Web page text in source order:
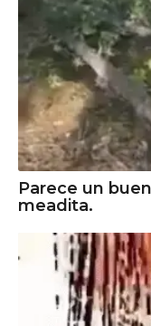
Parece un
meadita.